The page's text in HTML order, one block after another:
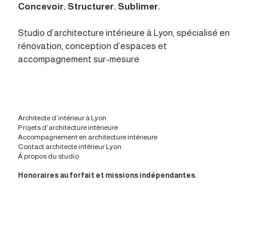
Concevoir. Structurer. Sublimer.
Studio d’architecture intérieure à Lyon , spécialisé en
rénovation, conception d’espaces et
accompagnement sur-mesure.
Architecte d’intérieur à Lyon
Projets d’architecture intérieure
Accompagnement en architecture intérieure
Contact architecte intérieur Lyon
À propos du studio
Honoraires au forfait et missions indépendantes.